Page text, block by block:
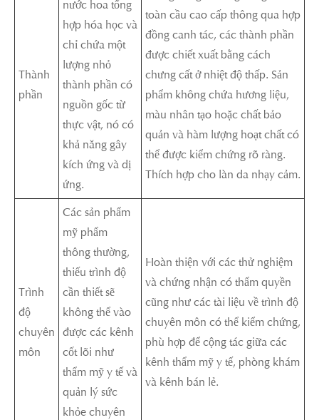
Thành
phần
nước hoa tổng
hợp hóa học và
chỉ chứa một
lượng nhỏ
thành phần có
nguồn gốc từ
thực vật, nó có
khả năng gây
kích ứng và dị
ứng.
toàn cầu cao cấp thông qua hợp
đồng canh tác, các thành phần
được chiết xuất bằng cách
chưng cất ở nhiệt độ thấp. Sản
phẩm không chứa hương liệu,
màu nhân tạo hoặc chất bảo
quản và hàm lượng hoạt chất có
thể được kiểm chứng rõ ràng.
Thích hợp cho làn da nhạy cảm.
Trình
độ
chuyên
môn
Các sản phẩm
mỹ phẩm
thông thường,
thiếu trình độ
cần thiết sẽ
không thể vào
được các kênh
cốt lõi như
thẩm mỹ y tế và
quản lý sức
khỏe chuyên
Hoàn thiện với các thử nghiệm
và chứng nhận có thẩm quyền
cũng như các tài liệu về trình độ
chuyên môn có thể kiểm chứng,
phù hợp để cộng tác giữa các
kênh thẩm mỹ y tế, phòng khám
và kênh bán lẻ.